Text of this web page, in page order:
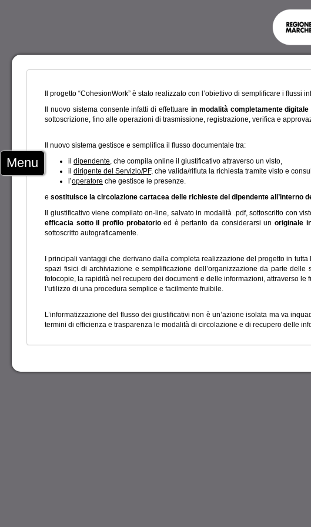
Menu
Il progetto “CohesionWork” è stato realizzato con l’obiettivo di semplificare i
Il nuovo sistema consente infatti di effettuare in modalità completamente digitale
sottoscrizione, fino alle operazioni di trasmissione, registrazione, verifica e
Il nuovo sistema gestisce e semplifica il flusso documentale tra:
il dipendente, che compila online il giustificativo attraverso un visto,
il dirigente del Servizio/PF, che valida/rifiuta la richiesta tramite visto e
l’operatore che gestisce le presenze.
e sostituisce la circolazione cartacea delle richieste del dipendente all’interno
Il giustificativo viene compilato on-line, salvato in modalità .pdf, sottoscritto con
efficacia sotto il profilo probatorioed è pertanto da considerarsi un originale
sottoscritto autograficamente.
I principali vantaggi che derivano dalla completa realizzazione del progetto in
spazi fisici di archiviazione e semplificazione dell’organizzazione da parte
fotocopie, la rapidità nel recupero dei documenti e delle informazioni, attraverso
l’utilizzo di una procedura semplice e facilmente fruibile.
L’informatizzazione del flusso dei giustificativi non è un’azione isolata ma va
termini di efficienza e trasparenza le modalità di circolazione e di recupero delle